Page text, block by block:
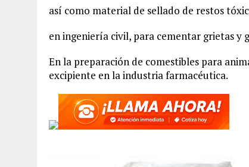
así como material de sellado de restos
en ingeniería civil, para cementar grietas y
En la preparación de comestibles para
excipiente en la industria farmacéutica.